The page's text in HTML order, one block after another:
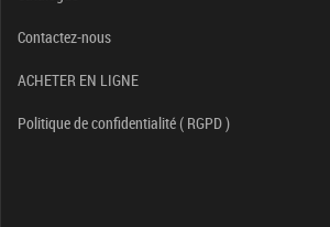
Contactez-nous
ACHETER EN LIGNE
Politique de confidentialité ( RGPD )